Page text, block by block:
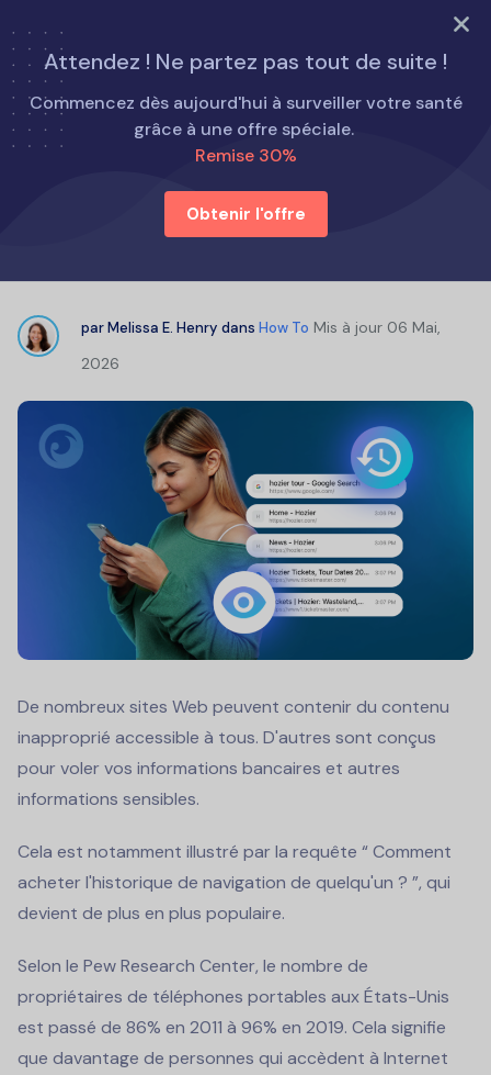
ESSAYEZ MAINTENANT
Attendez ! Ne partez pas tout de suite !
Commencez dès aujourd'hui à surveiller votre santé
grâce à une offre spéciale.
Remise 30%
Obtenir l'offre
Accueil
Comment faire
6 façons de consulter l'historique de recherche d'autres
personnes
6 façons de consulter l'historique
parMelissa E. Henry dans How To Mis à jour 06 Mai,
2026
De nombreux sites Web peuvent contenir du contenu
inapproprié accessible à tous. D'autres sont conçus
pour voler vos informations bancaires et autres
informations sensibles.
Cela est notamment illustré par la requête “ Comment
acheter l'historique de navigation de quelqu'un ? ”, qui
devient de plus en plus populaire.
Selon le Pew Research Center, le nombre de
propriétaires de téléphones portables aux États-Unis
est passé de 86% en 2011 à 96% en 2019. Cela signifie
que davantage de personnes qui accèdent à Internet